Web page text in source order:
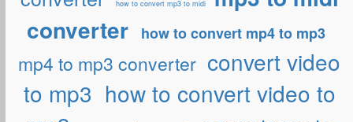
how to convert mp3 to midi
converter
how to convert mp4 to mp3
mp4 to mp3 converter convert video
to mp3 how to convert video to